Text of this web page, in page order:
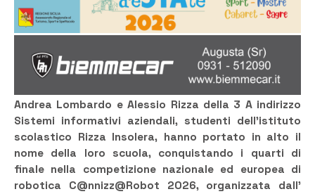
Andrea Lombardo e Alessio Rizza della 3 A indirizzo
Sistemi informativi aziendali, studenti dell’istituto
scolastico Rizza Insolera, hanno portato in alto il
nome della loro scuola, conquistando i quarti di
finale nella competizione nazionale ed europea di
robotica C@nnizz@Robot 2026, organizzata dall’